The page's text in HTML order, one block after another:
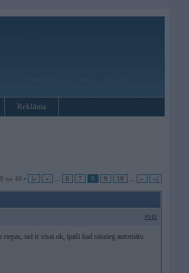
Reklāma
no 40 • |« « 6 7 8 9 10 » »|
#141
tad ir visai ok, īpaši kad sasnieg automātu